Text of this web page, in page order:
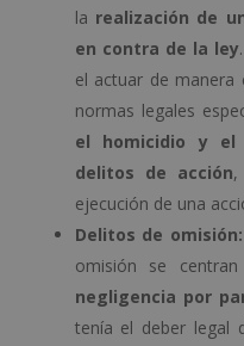
la realización de
en contra de la ley
el actuar de
normas legales
el homicidio
y el
delitos de acción,
ejecución de una
Delitos de omisión:
omisión se
negligencia por
tenía el deber legal